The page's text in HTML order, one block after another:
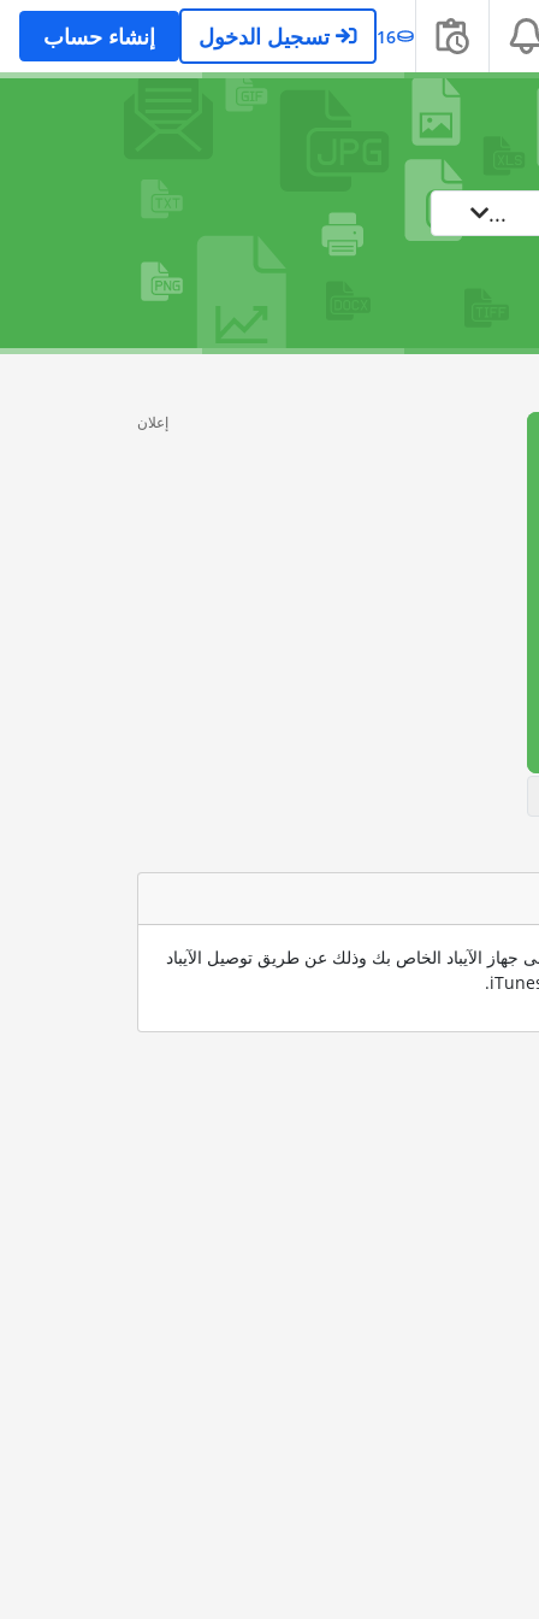
16 تسجيل الدخول إنشاء حساب
...
إعلان
جهاز الآيباد الخاص بك وذلك عن طريق توصيل الآيباد